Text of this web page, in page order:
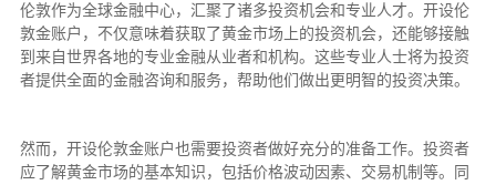
伦敦作为全球金融中心，汇聚了诸多投资机会和专业人才。开设伦
敦金账户，不仅意味着获取了黄金市场上的投资机会，还能够接触
到来自世界各地的专业金融从业者和机构。这些专业人士将为投资
者提供全面的金融咨询和服务，帮助他们做出更明智的投资决策。
然而，开设伦敦金账户也需要投资者做好充分的准备工作。投资者
应了解黄金市场的基本知识，包括价格波动因素、交易机制等。同